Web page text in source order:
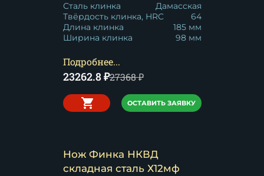
Сталь клинка
Дамасская
Твёрдость клинка, HRC
64
Длина клинка
185 мм
Ширина клинка
98 мм
Подробнее...
23262.8₽27368₽
ОСТАВИТЬ ЗАЯВКУ
Нож Финка НКВД
складная сталь Х12мф